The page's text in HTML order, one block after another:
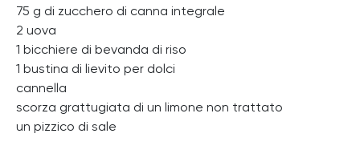
75 g di zucchero di canna integrale
2 uova
1 bicchiere di bevanda di riso
1 bustina di lievito per dolci
cannella
scorza grattugiata di un limone non trattato
un pizzico di sale